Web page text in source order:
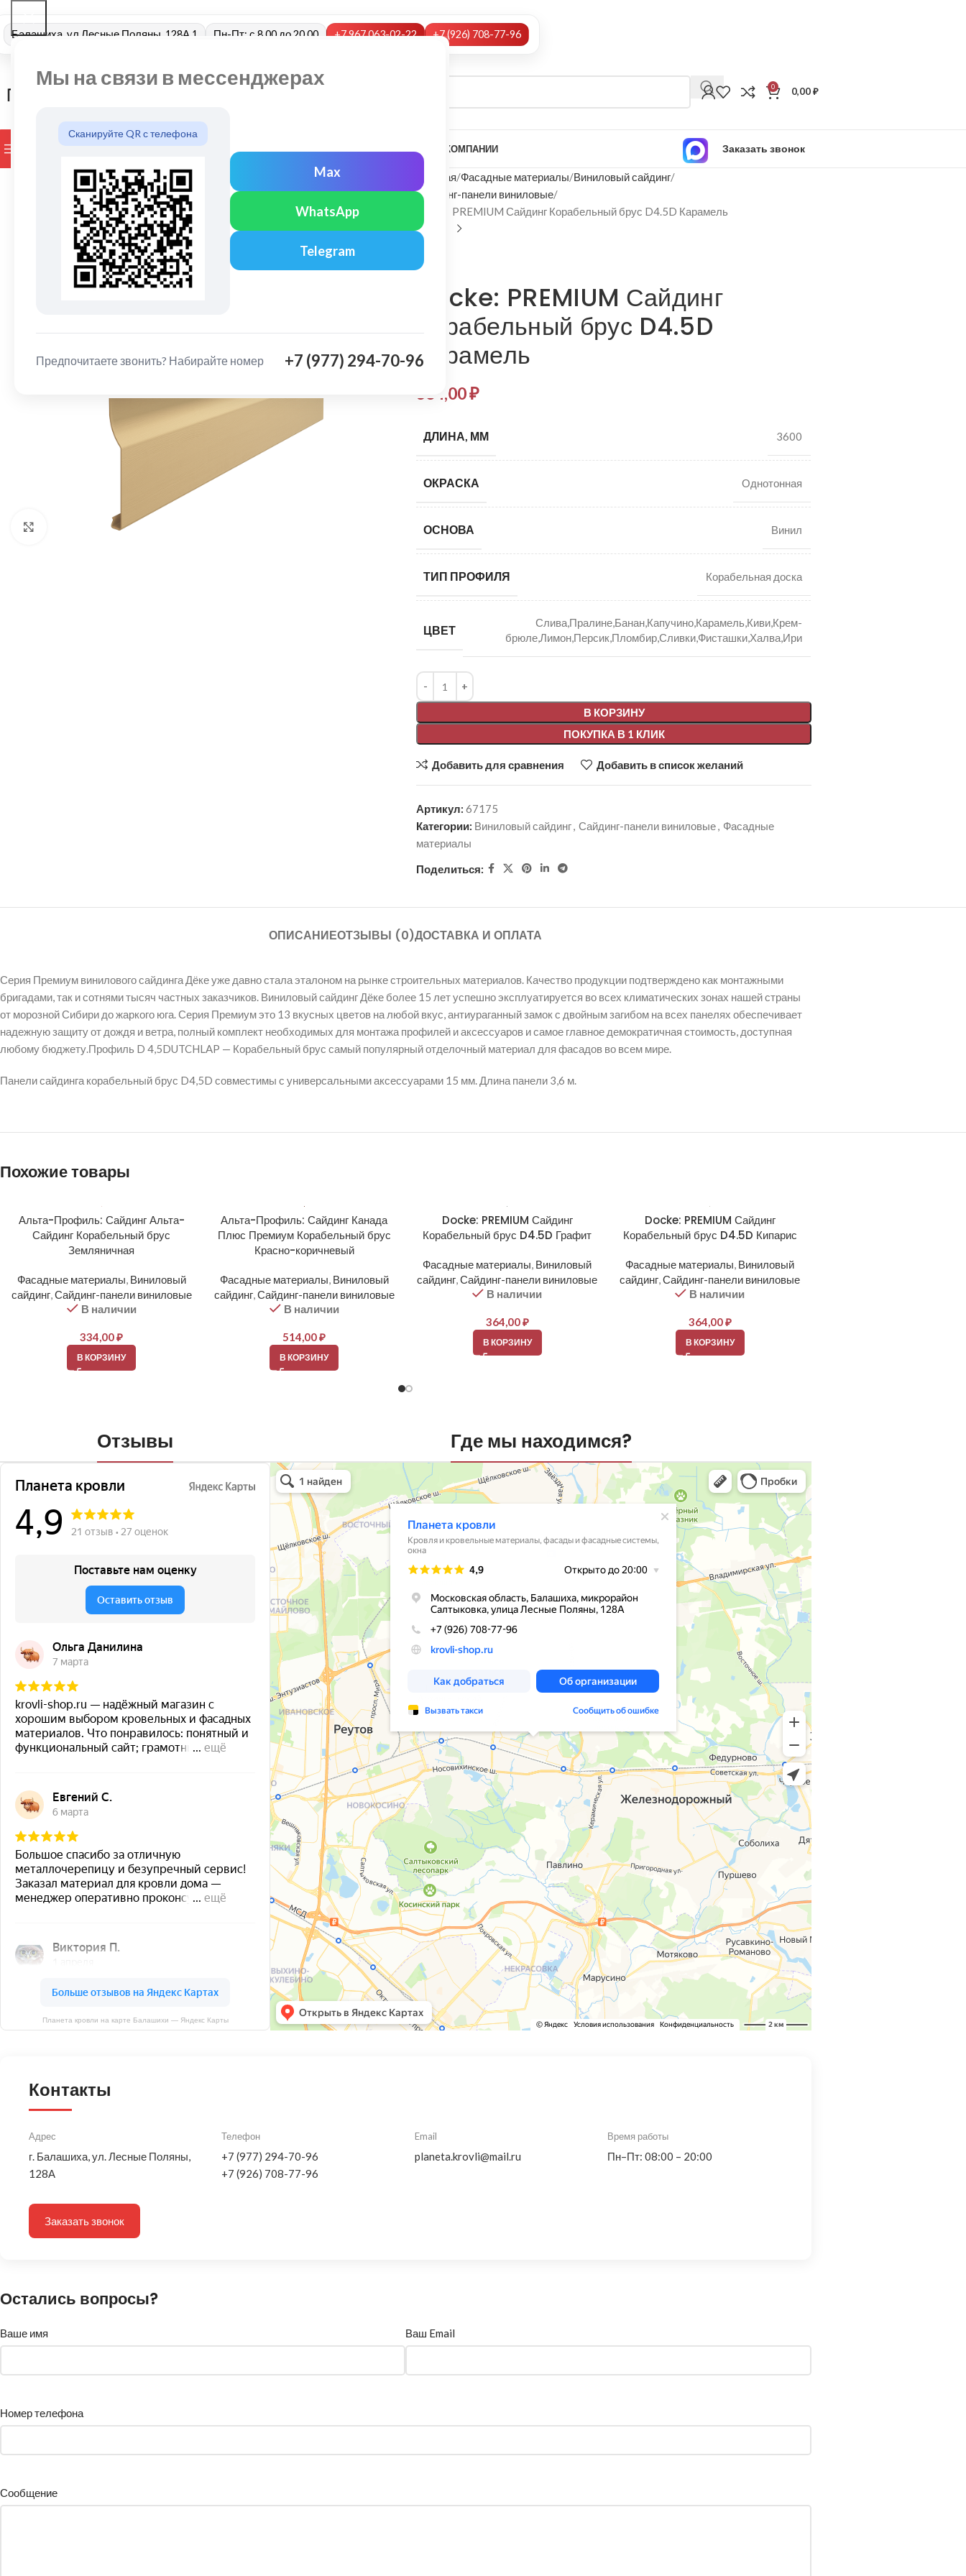
Мы на связи в мессенджерах
Сканируйте QR с телефона
Max
WhatsApp
Telegram
Предпочитаете звонить? Набирайте номер +7 (977) 294-70-96
Балашиха, ул Лесные Поляны, 128А 1 Пн-Пт: с 8.00 до 20.00 +7 967 063-02-22 +7 (926) 708-77-96
0 0,00₽
ПРОСМОТР КАТЕГОРИЙ БРЕНДЫ О КОМПАНИИ Заказать звонок
Нажмите, чтобы увеличить
Главная Фасадные материалы Виниловый сайдинг
Сайдинг-панели виниловые
Docke: PREMIUM Сайдинг Корабельный брус D4.5D Карамель
Docke
Docke: PREMIUM Сайдинг
Корабельный брус D4.5D
Карамель
364,00₽
ДЛИНА, ММ 3600
ОКРАСКА Однотонная
ОСНОВА Винил
ТИП ПРОФИЛЯ Корабельная доска
ЦВЕТ
Слива,Пралине,Банан,Капучино,Карамель,Киви,Крем-
брюле,Лимон,Персик,Пломбир,Сливки,Фисташки,Халва,Ири
В КОРЗИНУ
ПОКУПКА В 1 КЛИК
Alternative:
Добавить для сравнения Добавить в список желаний
Артикул:67175
Категории: Виниловый сайдинг, Сайдинг-панели виниловые, Фасадные
материалы
Поделиться:
ОПИСАНИЕОТЗЫВЫ (0)ДОСТАВКА И ОПЛАТА
Серия Премиум винилового сайдинга Дёке уже давно стала эталоном на рынке строительных материалов. Качество продукции подтверждено как монтажными
бригадами, так и сотнями тысяч частных заказчиков. Виниловый сайдинг Дёке более 15 лет успешно эксплуатируется во всех климатических зонах нашей страны
от морозной Сибири до жаркого юга. Серия Премиум это 13 вкусных цветов на любой вкус, антиураганный замок с двойным загибом на всех панелях обеспечивает
надежную защиту от дождя и ветра, полный комплект необходимых для монтажа профилей и аксессуаров и самое главное демократичная стоимость, доступная
любому бюджету.Профиль D 4,5DUTCHLAP — Корабельный брус самый популярный отделочный материал для фасадов во всем мире.
Панели сайдинга корабельный брус D4,5D совместимы с универсальными аксессуарами 15 мм. Длина панели 3,6 м.
Похожие товары
Альта-Профиль: Сайдинг Альта-
Сайдинг Корабельный брус
Земляничная
Фасадные материалы, Виниловый
сайдинг,Сайдинг-панели виниловые
В наличии
334,00₽
В КОРЗИНУ
Альта-Профиль: Сайдинг Канада
Плюс Премиум Корабельный брус
Красно-коричневый
Фасадные материалы, Виниловый
сайдинг,Сайдинг-панели виниловые
В наличии
514,00₽
В КОРЗИНУ
Docke: PREMIUM Сайдинг
Корабельный брус D4.5D Графит
Фасадные материалы, Виниловый
сайдинг,Сайдинг-панели виниловые
В наличии
364,00₽
В КОРЗИНУ
Docke: PREMIUM Сайдинг
Корабельный брус D4.5D Кипарис
Фасадные материалы, Виниловый
сайдинг,Сайдинг-панели виниловые
В наличии
364,00₽
В КОРЗИНУ
Отзывы
Планета кровли на карте Балашихи — Яндекс Карты
Где мы находимся?
Планета кровли
Кровля и кровельные материалы в Балашихе
Окна в Балашихе
Контакты
Адрес
г. Балашиха, ул. Лесные Поляны,
128А
Телефон
+7 (977) 294-70-96
+7 (926) 708-77-96
Email
planeta.krovli@mail.ru
Время работы
Пн–Пт: 08:00 – 20:00
Заказать звонок
Остались вопросы?
Ваше имя Ваш Email
Номер телефона
Сообщение